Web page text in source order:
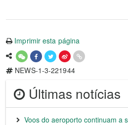
Imprimir esta página
NEWS-1-3-221944
Últimas notícias
Voos do aeroporto continuam a